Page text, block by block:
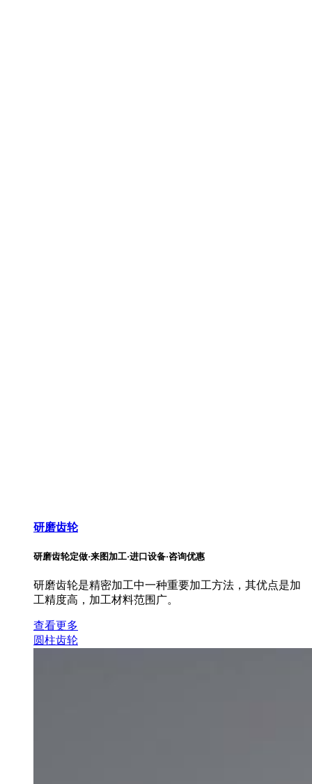
研磨齿轮
研磨齿轮定做·来图加工·进口设备·咨询优惠
研磨齿轮是精密加工中一种重要加工方法，其优点是加
工精度高，加工材料范围广。
查看更多
圆柱齿轮